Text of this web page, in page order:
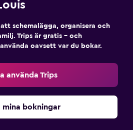
schemalägga, organisera och
Trips är gratis – och
oavsett var du bokar.
använda Trips
mina bokningar